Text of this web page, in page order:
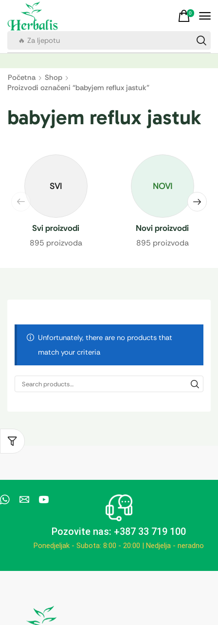
🔥 Za ljepotu
0
Početna
Shop
Proizvodi označeni “babyjem reflux jastuk”
babyjem reflux jastuk
SVI
Svi proizvodi
895 proizvoda
NOVI
Novi proizvodi
895 proizvoda
Unfortunately, there are no products that
match your criteria
Pozovite nas: +387 33 719 100
Ponedjeljak - Subota: 8:00 - 20:00 | Nedjelja - neradno